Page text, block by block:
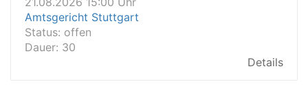
Dauer: 30
21.08.2026 14:30 Uhr
Amtsgericht Ulm